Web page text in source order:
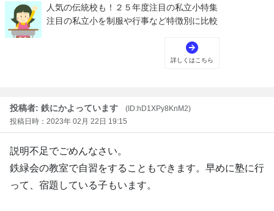
投稿者: 鉄にかよっています
(ID:hD1XPy8KnM2)
投稿日時：2023年 02月 22日 19:15
説明不足でごめんなさい。
鉄緑会の教室で自習をすることもできます。早めに塾に行
って、宿題している子もいます。